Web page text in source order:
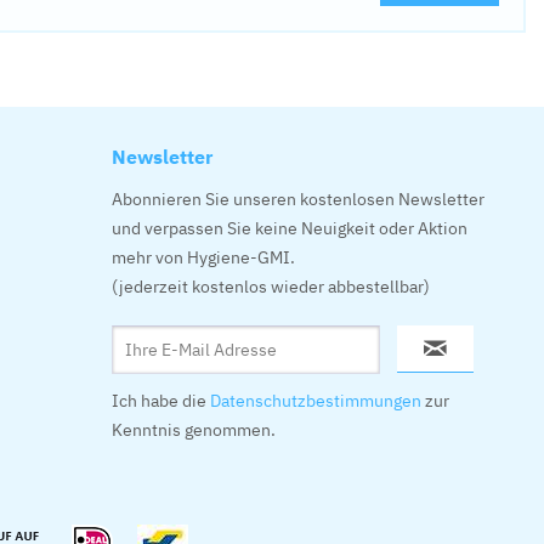
Newsletter
Abonnieren Sie unseren kostenlosen Newsletter
und verpassen Sie keine Neuigkeit oder Aktion
mehr von Hygiene-GMI.
(jederzeit kostenlos wieder abbestellbar)
Ich habe die Datenschutzbestimmungen zur
Kenntnis genommen.